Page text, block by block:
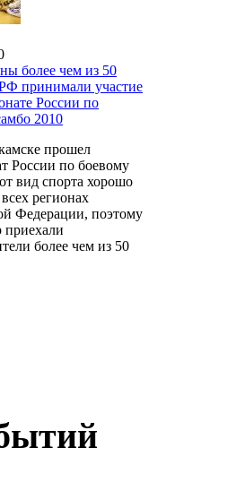
более чем из 50
принимали участие
России по
2010
прошел
России по боевому
вид спорта хорошо
регионах
Федерации, поэтому
приехали
более чем из 50